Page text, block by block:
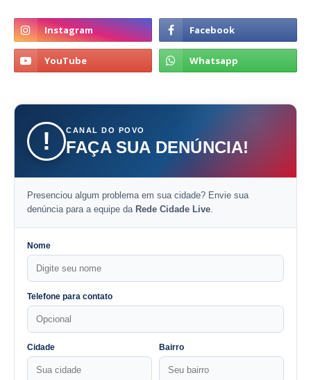
! CANAL DO POVO
FAÇA SUA DENÚNCIA!
Presenciou algum problema em sua cidade? Envie sua
denúncia para a equipe da Rede Cidade Live.
Nome
Telefone para contato
Cidade Bairro